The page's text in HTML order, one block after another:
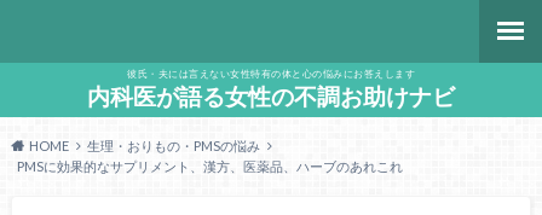
彼氏・夫には言えない女性特有の体と心の悩みにお答えします
内科医が語る女性の不調お助けナビ
HOME
生理・おりもの・PMSの悩み
PMSに効果的なサプリメント、漢方、医薬品、ハーブのあれこれ